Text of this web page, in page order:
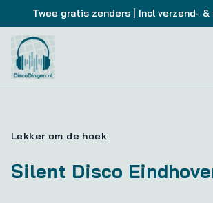
Twee gratis zenders | Incl verzend-
Lekker om de hoek
Silent Disco